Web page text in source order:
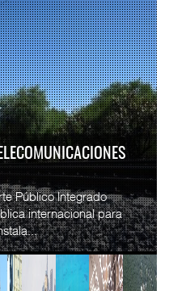
Público Integrado
internacional para